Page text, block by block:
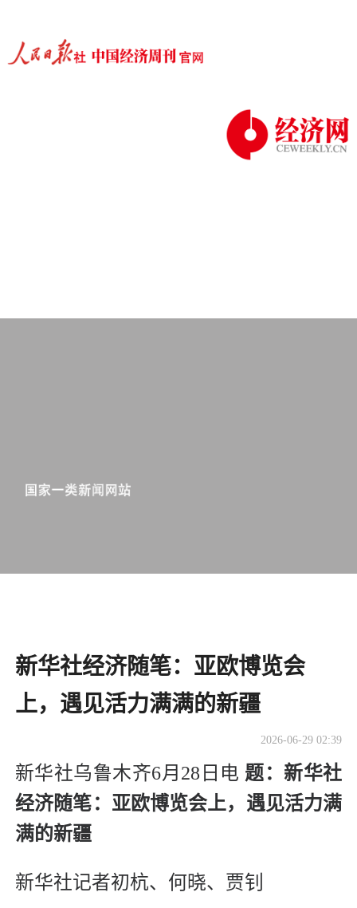
新华社经济随笔：亚欧博览会
上，遇见活力满满的新疆
2026-06-29 02:39
新华社乌鲁木齐6月28日电 题：新华社
经济随笔：亚欧博览会上，遇见活力满
满的新疆
新华社记者初杭、何晓、贾钊